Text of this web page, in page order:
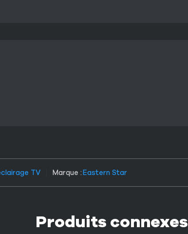
TV Marque :Eastern Star
Produits connexes